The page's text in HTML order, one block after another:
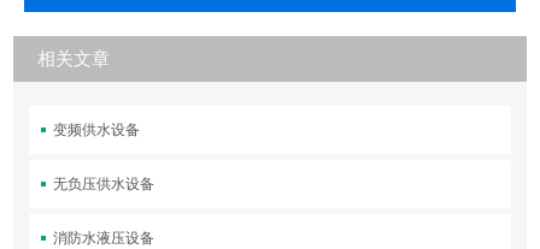
相关文章
变频供水设备
无负压供水设备
消防水液压设备